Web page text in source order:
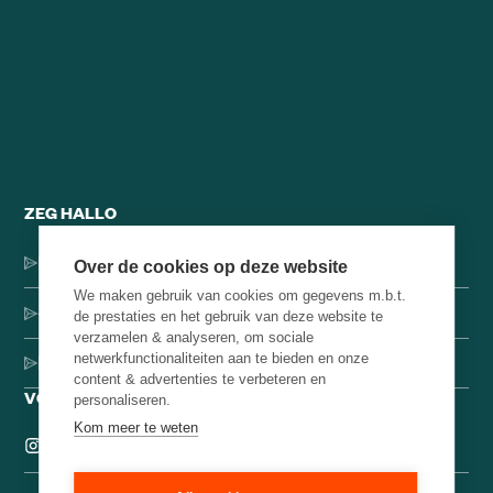
ZEG HALLO
Dorpsstraat 137, 1546 JH Jisp
+31 (0)75-4000071
hello@brainbakery.com
VOLG ONS
Over de cookies op deze website
We maken gebruik van cookies om gegevens m.b.t.
de prestaties en het gebruik van deze website te
verzamelen & analyseren, om sociale
netwerkfunctionaliteiten aan te bieden en onze
content & advertenties te verbeteren en
personaliseren.
Kom meer te weten